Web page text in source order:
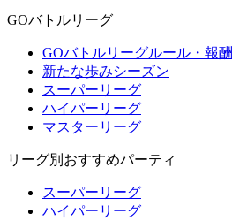
GOバトルリーグ
GOバトルリーグルール・報酬
新たな歩みシーズン
スーパーリーグ
ハイパーリーグ
マスターリーグ
リーグ別おすすめパーティ
スーパーリーグ
ハイパーリーグ